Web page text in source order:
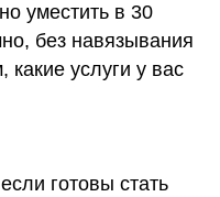
уместить в 30
без навязывания
услуги у вас
готовы стать